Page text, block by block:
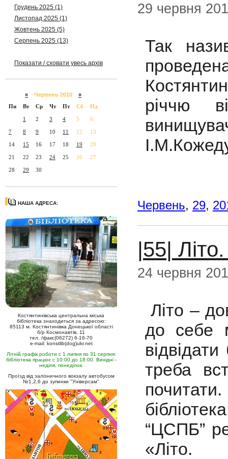
Грудень 2025 (1)
Листопад 2025 (1)
Жовтень 2025 (5)
Серпень 2025 (13)
Показати / сховати увесь архів
« Червень 2010 »
Пн
Вт Ср Чт Пт Сб Нд
1 2 3 4 5 6
7 8 9 10 11 12 13
14 15 16 17 18 19 20
21 22 23 24 25 26 27
28 29 30
НАША АДРЕСА:
Костянтинівська центральна міська
бібліотека знаходиться за адресою:
85113 м. Костянтинівка Донецької області
б/р Космонавтів, 11
тел. /факс(06272) 6-16-70
e-mail: konstlib(dog)ukr.net
Літній графік роботи с 1 липня по 31 серпня:
бібліотека працює с 10:00 до 18:00. Вихідні -
неділя, понеділок.
Проїзд від залізничного вокзалу автобусом
№1,2,6 до зупинки "Універсам"
29 червня
Так
річчю
Червень, 29,
|55|
24 червня
Літо –
до себе
треба
“ЦСПБ”
«Літо.